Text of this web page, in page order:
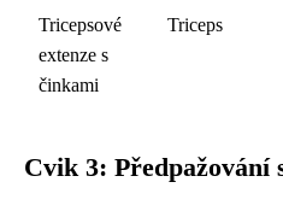
Tricepsové
extenze s
činkami
Triceps
Cvik 3: Předpažování